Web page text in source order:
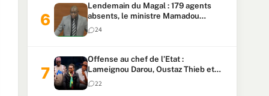
Lendemain du Magal : 179 agents
absents, le ministre Mamadou
Lamine Dianté exige des explications
24
Offense au chef de l’Etat :
Lameignou Darou, Oustaz Thieb et
Ndiaye Touba lourdement
condamnés
22